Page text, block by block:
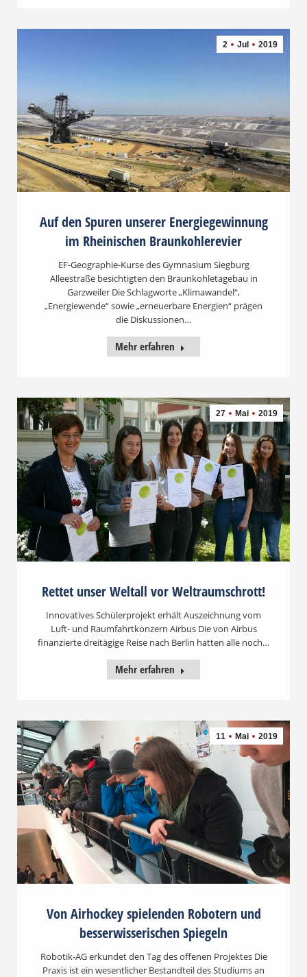
2 Jul 2019
Auf den Spuren unserer Energiegewinnung
im Rheinischen Braunkohlerevier
EF-Geographie-Kurse des Gymnasium Siegburg
Alleestraße besichtigten den Braunkohletagebau in
Garzweiler Die Schlagworte „Klimawandel“,
„Energiewende“ sowie „erneuerbare Energien“ prägen
die Diskussionen…
Mehr erfahren
27 Mai 2019
Rettet unser Weltall vor Weltraumschrott!
Innovatives Schülerprojekt erhält Auszeichnung vom
Luft- und Raumfahrtkonzern Airbus Die von Airbus
finanzierte dreitägige Reise nach Berlin hatten alle noch…
Mehr erfahren
11 Mai 2019
Von Airhockey spielenden Robotern und
besserwisserischen Spiegeln
Robotik-AG erkundet den Tag des offenen Projektes Die
Praxis ist ein wesentlicher Bestandteil des Studiums an